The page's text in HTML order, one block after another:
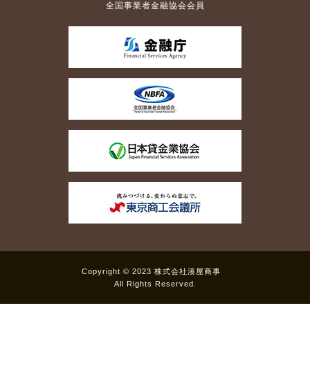
全国事業者金融協会会員
Copyright © 2023 株式会社湊屋商事
All Rights Reserved.